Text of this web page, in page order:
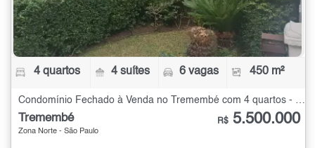
4 quartos 4 suítes 6 vagas 450 m²
Tremembé
Zona Norte - São Paulo
R$ 5.500.000